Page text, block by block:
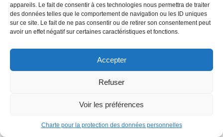
appareils. Le fait de consentir à ces technologies nous permettra de traiter
des données telles que le comportement de navigation ou les ID uniques
sur ce site. Le fait de ne pas consentir ou de retirer son consentement peut
avoir un effet négatif sur certaines caractéristiques et fonctions.
Accepter
Refuser
Voir les préférences
Charte pour la protection des données personnelles
© ALL RIGHTS RESERVED. URBAN COMICS POUR LES
ÉDITIONS FRANÇAISES.